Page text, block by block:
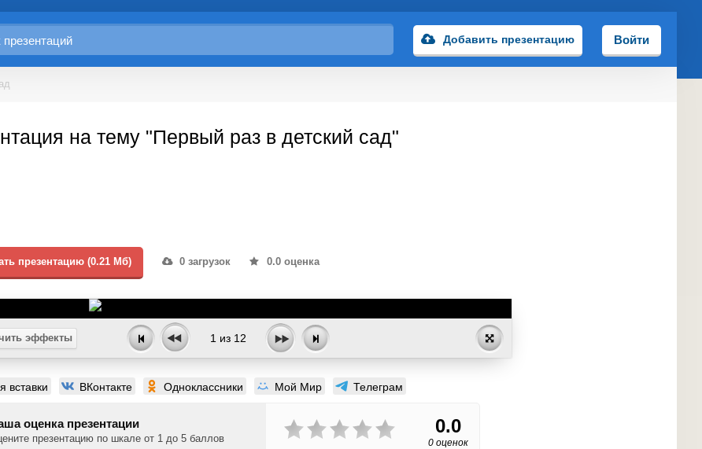
Добавить презентацию Войти
на тему "Первый раз в детский сад"
презентацию (0.21 Мб) 0 загрузок 0.0 оценка
эффекты 1 из 12
вставки ВКонтакте Одноклассники Мой Мир Телеграм
оценка презентации
презентацию по шкале от 1 до 5 баллов
0.0
0 оценок